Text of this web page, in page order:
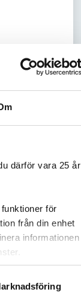
därför vara 25 år
för
från din enhet
informationen
1/2 vitlök